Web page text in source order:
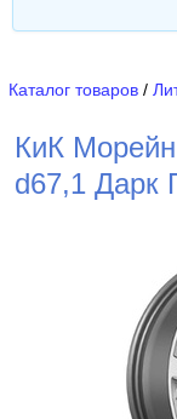
Каталог товаров /
КиК
d67,1 Дарк